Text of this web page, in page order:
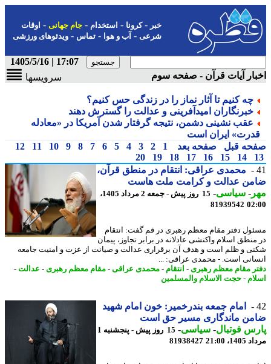
-کرونا-استخدام- جام جهانی-اوقات
شرعی-آب و هوا-تماس-ویدئوهای ورزشی
17:07 | 1405/5/16
آیات قرآن - صفحه سوم
سرویسها
چه کنیم تا آثار نماز را در زندگی حس کنیم؟
خبرنگاران امیدآفرینی و عدالت را گسترش دهند
عقب نشینی دشمن، نتیجه گرفتار شدن آمریکا در «معادله
ایران است
قبل صفحه بعد 1
2
3
4
5
6
7
8
9
10
11
12
14
15
16
17
18
19
20
محمدی عراقی: انتقام در منطق قرآن،
عدالت و کرامت ملت هاست
-سیاسی-
15 روز پیش - جمعه 2 مرداد 1405،
81939542
دفتر مقام معظم رهبری در قم گفت: انتقام
اسلام واکنشی عادلانه در برابر تجاوز، پیمان
و ظلم است و هدف آن برقراری عدالت و صیانت از عزت و امنیت جامعه
است. - محمدی عراقی: ...
مقام معظم رهبری- انتقام-محمدی عراقی -مقام معظم رهبری- عدالت-
-حجت الاسلام والمسلمین
امام جمعه بندرخمیر: خون امام شهید
ماندگاری مسیر حق است
فوتبال-سیاسی-
15 روز پیش - پنجشنبه 1
21:00
81938427